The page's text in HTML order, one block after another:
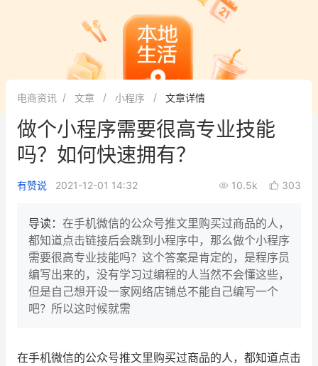
有赞专家说
新零售最佳实践
面对面聊增长
新零售大会 新零售茶会
增长产品指南
智库 产品场景库
产品更新动态
电商资讯 文章 小程序 文章详情
做个小程序需要很高专业技能
吗？如何快速拥有？
有赞说 2021-12-01 14:32 10.5k 303
导读： 在手机微信的公众号推文里购买过商品的人，
都知道点击链接后会跳到小程序中，那么做个小程序
需要很高专业技能吗？这个答案是肯定的，是程序员
编写出来的，没有学习过编程的人当然不会懂这些，
但是自己想开设一家网络店铺总不能自己编写一个
吧？所以这时候就需
在手机微信的公众号推文里购买过商品的人，都知道点击